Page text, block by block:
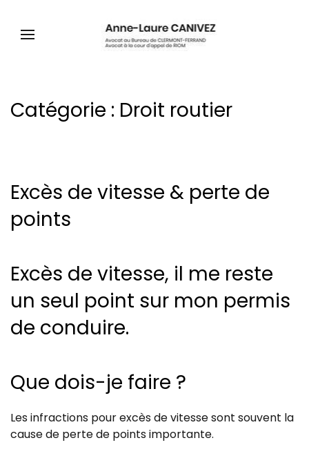
Catégorie : Droit routier
Excès de vitesse & perte de
points
Excès de vitesse, il me reste
un seul point sur mon permis
de conduire.
Que dois-je faire ?
Les infractions pour excès de vitesse sont souvent la
cause de perte de points importante.